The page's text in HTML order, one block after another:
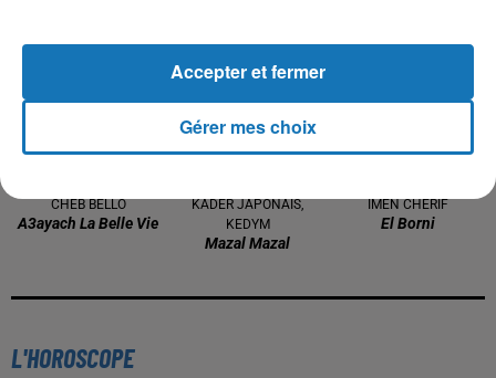
CHEB BELLO
A3ayach La Belle Vie
20h32
20h32
KADER JAPONAIS,
KEDYM
Mazal Mazal
IMEN CHERIF
El Borni
L'HOROSCOPE
Gérer mes choix
Accepter et fermer